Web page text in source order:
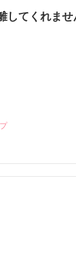
してくれませ
なっていた。